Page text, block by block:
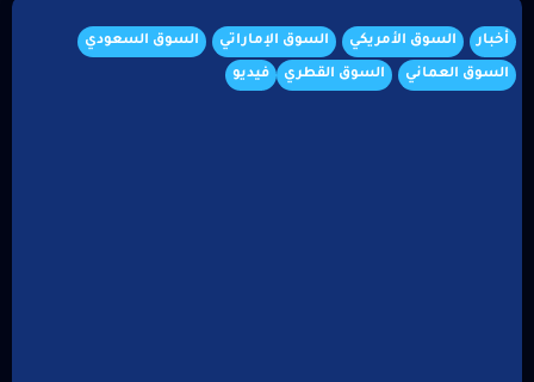
أخبار السوق الأمريكي السوق الإماراتي السوق السعودي
السوق العماني السوق القطري فيديو